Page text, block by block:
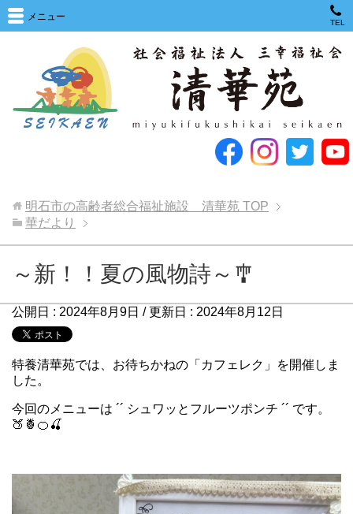
メニュー
TEL
明石市の高齢者総合福祉施設 清華苑 TOP
華だより
～新！！夏の風物詩～🎐
公開日 : 2024年8月9日 / 更新日 : 2024年8月12日
特養清華苑では、お待ちかねの「カフェレク」を開催しま
した。
今回のメニューは ´´ シュワッとフルーツポンチ ´´ です。
🍑🍍🍊🍒